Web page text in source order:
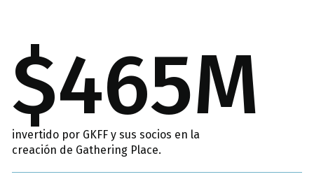
$465M
invertido por GKFF y sus socios en la
creación de Gathering Place.